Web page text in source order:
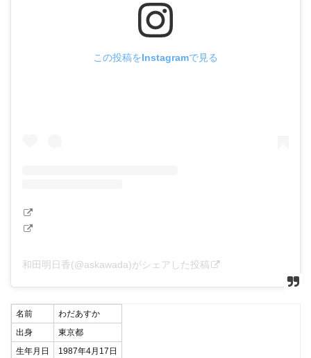
この投稿をInstagramで見る
和田明日香(@askawada)がシェアした投稿
名前
わだあすか
出身
東京都
生年月日
1987年4月17日